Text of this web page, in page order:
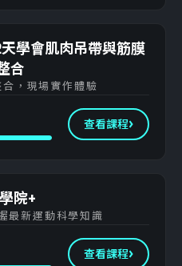
學會肌肉吊帶與筋膜
合
，現場實作體驗
查看課程
院+
最新運動科學知識
查看課程